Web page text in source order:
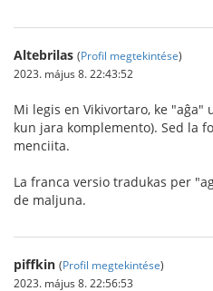
Altebrilas (Profil megtekintése)
2023. május 8. 22:43:52
Mi legis en Vikivortaro, ke "aĝa"
kun jara komplemento). Sed la
menciita.
La franca versio tradukas per
de maljuna.
piffkin (Profil megtekintése)
2023. május 8. 22:56:53